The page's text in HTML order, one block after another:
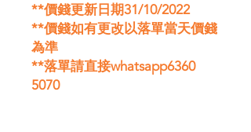
**價錢更新日期31/10/2022
**價錢如有更改以落單當天價錢
為準
**落單請直接whatsapp6360
5070